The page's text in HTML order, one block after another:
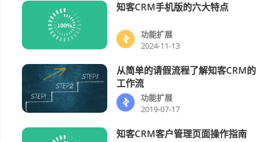
知客CRM手机版的六大特点
功能扩展
2024-11-13
功能扩展
从简单的请假流程了解知客CRM的
工作流
功能扩展
2019-07-17
知客CRM客户管理页面操作指南